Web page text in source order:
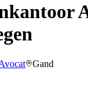
Gand